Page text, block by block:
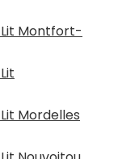
Montfort-
Mordelles